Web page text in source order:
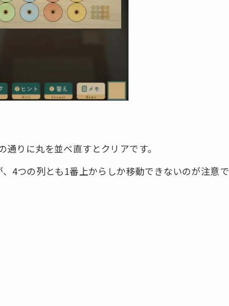
りに丸を並べ直すとクリアです。
4つの列とも1番上からしか移動できないのが注意で